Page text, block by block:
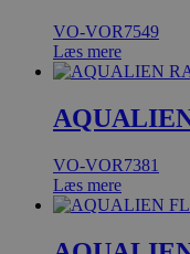
VO-VOR7549
Læs mere
VO-VOR7381
Læs mere